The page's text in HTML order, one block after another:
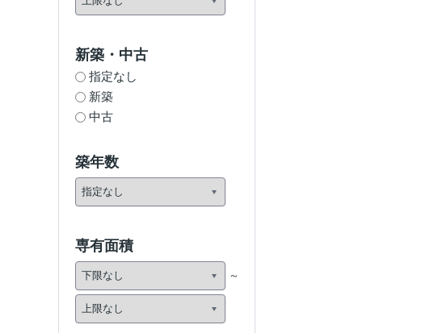
新築・中古
指定なし
新築
中古
築年数
専有面積